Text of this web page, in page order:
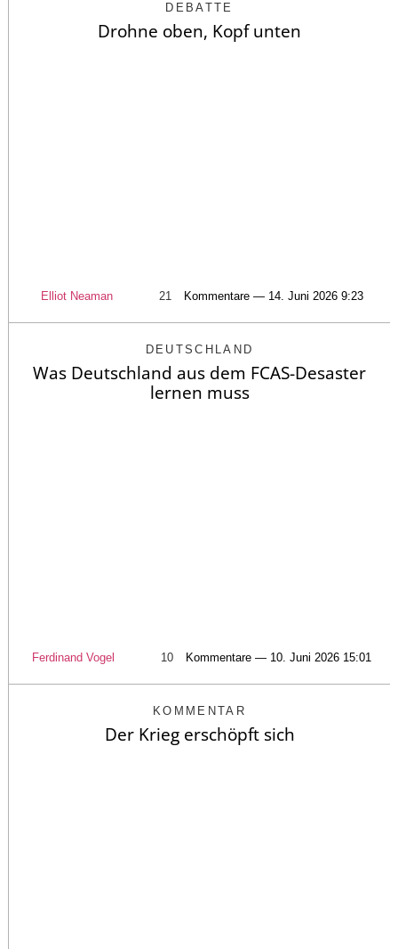
DEBATTE
Drohne oben, Kopf unten
Elliot Neaman 21 Kommentare — 14. Juni 2026 9:23
DEUTSCHLAND
Was Deutschland aus dem FCAS-Desaster
lernen muss
Ferdinand Vogel 10 Kommentare — 10. Juni 2026 15:01
KOMMENTAR
Der Krieg erschöpft sich